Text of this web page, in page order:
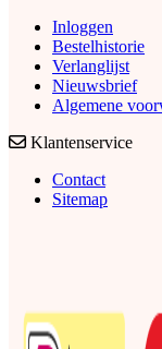
Inloggen
Bestelhistorie
Verlanglijst
Nieuwsbrief
Algemene
Klantenservice
Contact
Sitemap